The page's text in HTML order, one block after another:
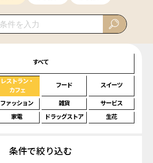
すべて
レストラン・
カフェ
フード スイーツ
ファッション 雑貨
サービス
家電 ドラッグストア 生花
条件で絞り込む